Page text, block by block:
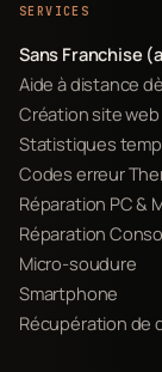
SERVICES
Sans Franchise
Aide à distance
Création site web
Statistiques
Codes erreur
Réparation PC &
Réparation
Micro-soudure
Smartphone
Récupération de